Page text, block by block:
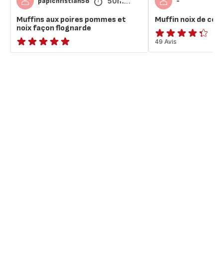
Muffins aux poires pommes et
noix façon flognarde
ratings.NaN
Muffin noix de
ratings.4.3
49 Avis